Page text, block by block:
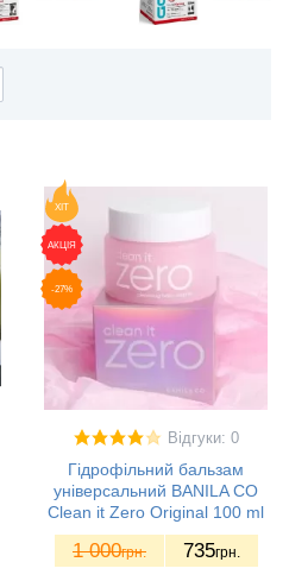
ХІТ
АКЦІЯ
-27%
Відгуки: 0
Гідрофільний бальзам
універсальний BANILA CO
Clean it Zero Original 100 ml
1 000грн. 735грн.